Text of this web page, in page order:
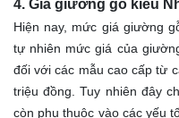
4. Giá giường gỗ kiểu
Hiện nay, mức giá giường
tự nhiên mức giá của
đối với các mẫu cao cấp từ
triệu đồng. Tuy nhiên đây
còn phụ thuộc vào các yếu